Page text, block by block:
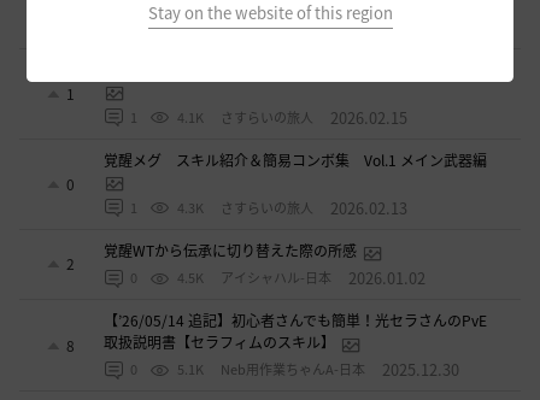
Stay on the website of this region
2.7K もんもんもん 2026.02.16
1
1 4.1K さすらいの旅人 2026.02.15
0
覚醒メグ スキル紹介＆簡易コンボ集 Vol.1 メイン武器編
1 4.3K さすらいの旅人 2026.02.13
2
覚醒WTから伝承に切り替えた際の所感
0 4.5K アイシャハル-日本 2026.01.02
8
【’26/05/14 追記】初心者さんでも簡単！光セラさんのPvE
取扱説明書【セラフィムのスキル】
0 5.1K Neb用作業ちゃんA-日本 2025.12.30